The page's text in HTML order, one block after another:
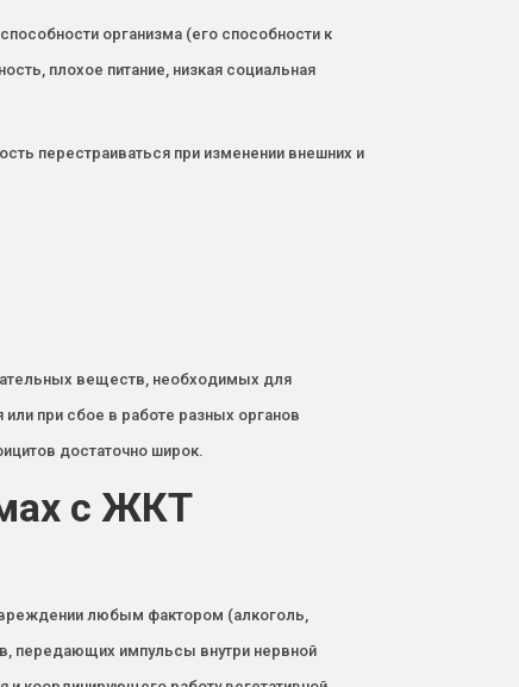
организма (его способности к
плохое питание, низкая социальная
перестраиваться при изменении внешних и
веществ, необходимых для
при сбое в работе разных органов
достаточно широк.
с ЖКТ
любым фактором (алкоголь,
передающих импульсы внутри нервной